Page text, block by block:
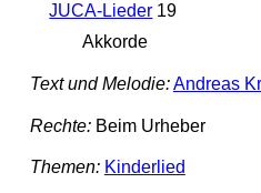
JUCA-Lieder 19
Akkorde
Text und Melodie:Andreas
Rechte:Beim Urheber
Themen: Kinderlied